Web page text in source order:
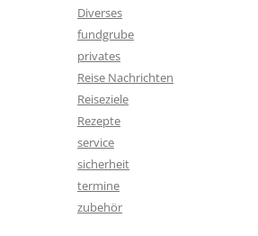
Diverses
fundgrube
privates
Reise Nachrichten
Reiseziele
Rezepte
service
sicherheit
termine
zubehör